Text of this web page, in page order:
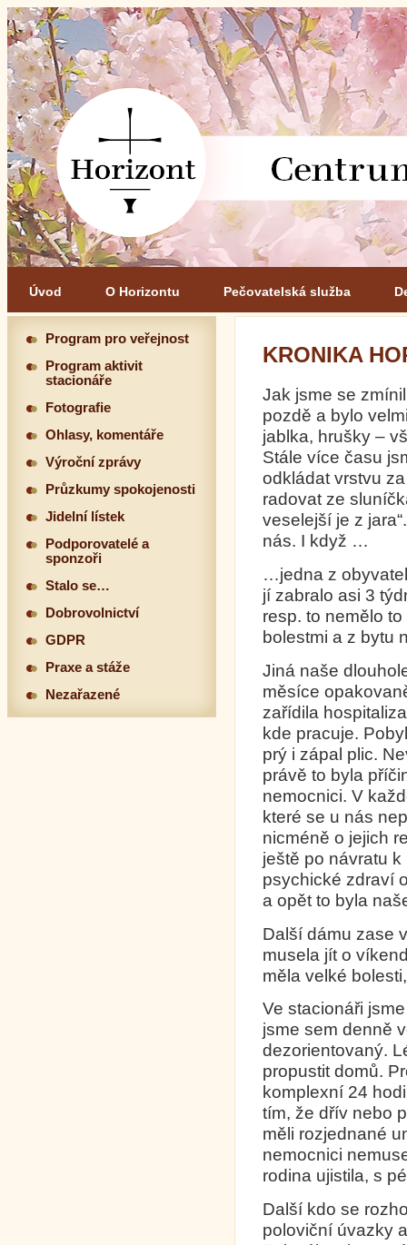
Úvod O Horizontu Pečovatelská služba
KRONIKA
Jak jsme se
pozdě a bylo
jablka, hrušky –
Stále více času
odkládat vrstvu
radovat ze
veselejší je z
nás. I když …
…jedna z
jí zabralo asi 3
resp. to nemělo
bolestmi a z bytu
Jiná naše
měsíce
zařídila
kde pracuje.
prý i zápal plic.
právě to byla
nemocnici. V
které se u nás
nicméně o jejich
ještě po návratu
psychické zdraví
a opět to byla
Další dámu zase
musela jít o
měla velké
Ve stacionáři
jsme sem denně
dezorientovaný.
propustit domů.
komplexní 24
tím, že dřív nebo
měli rozjednané
nemocnici
rodina ujistila, s
Další kdo se
poloviční úvazky
Program pro veřejnost
Program aktivit
stacionáře
Fotografie
Ohlasy, komentáře
Výroční zprávy
Průzkumy spokojenosti
Jidelní lístek
Podporovatelé a
sponzoři
Stalo se…
Dobrovolnictví
GDPR
Praxe a stáže
Nezařazené